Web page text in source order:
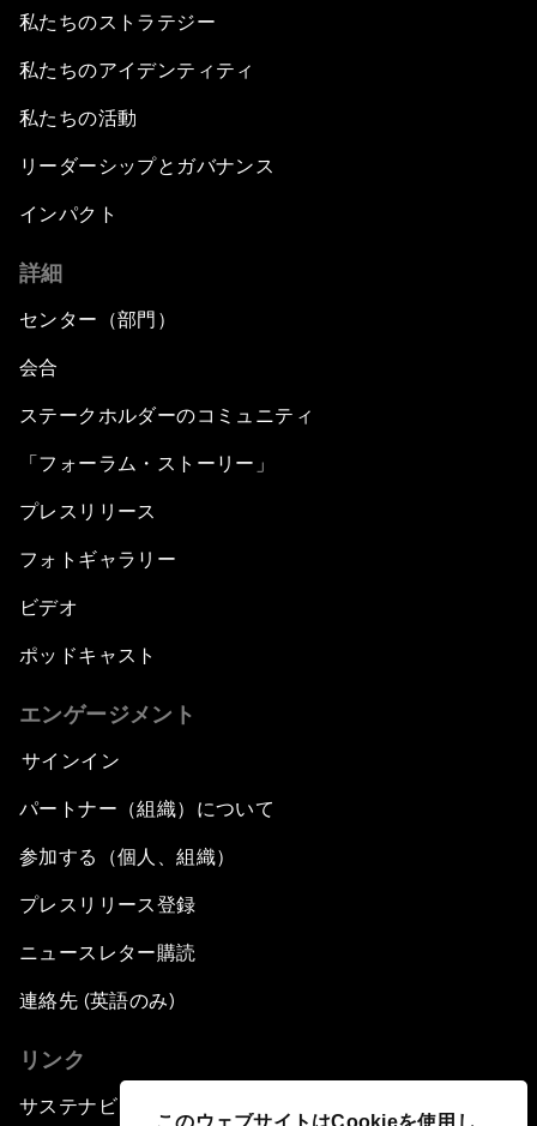
このウェブサイトはCookieを使用し
私たちのストラテジー
私たちのアイデンティティ
私たちの活動
リーダーシップとガバナンス
インパクト
詳細
センター（部門）
会合
ステークホルダーのコミュニティ
「フォーラム・ストーリー」
プレスリリース
フォトギャラリー
ビデオ
ポッドキャスト
エンゲージメント
サインイン
パートナー（組織）について
参加する（個人、組織）
プレスリリース登録
ニュースレター購読
連絡先 (英語のみ)
リンク
サステナビリティへの取り組み